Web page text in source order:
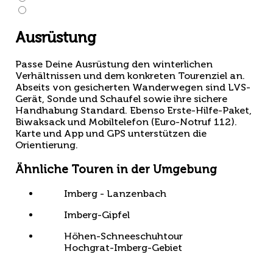
Ausrüstung
Passe Deine Ausrüstung den winterlichen
Verhältnissen und dem konkreten Touren­ziel an.
Abseits von gesicherten Wanderwegen sind LVS-
Gerät, Sonde und Schaufel sowie ihre sichere
Handhabung Standard. Ebenso Erste-Hilfe-Paket,
Biwaksack und Mobiltelefon (Euro-Notruf 112).
Karte und App und GPS unterstützen die
Orientierung.
Ähnliche Touren in der Umgebung
Imberg - Lanzenbach
Imberg-Gipfel
Höhen-Schneeschuhtour
Hochgrat-Imberg-Gebiet